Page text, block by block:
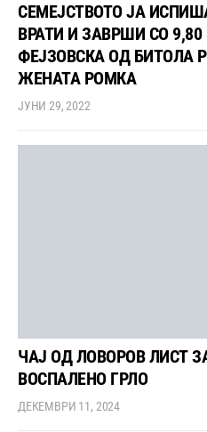
СЕМЕЈСТВОТО ЈА
ВРАТИ И ЗАВРШИ СО
ФЕЈЗОВСКА ОД БИТОЛА
ЖЕНАТА РОМКА
ЈУНИ 29, 2022
ЧАЈ ОД ЛОВОРОВ ЛИСТ
ВОСПАЛЕНО ГРЛО
ДЕКЕМВРИ 11, 2024